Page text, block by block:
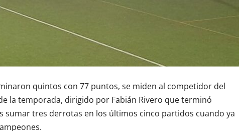
quintos con 77 puntos, se miden al competidor del
la temporada, dirigido por Fabián Rivero que terminó
sumar tres derrotas en los últimos cinco partidos cuando ya